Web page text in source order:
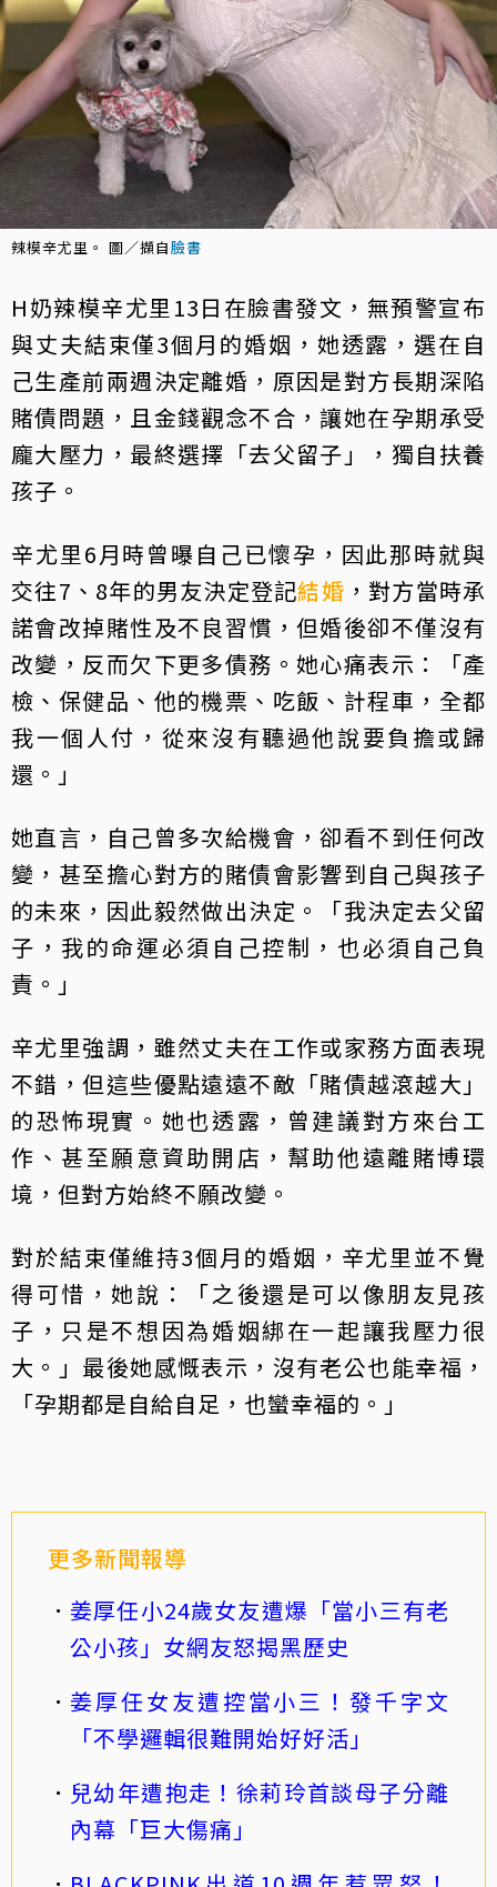
辣模辛尤里。 圖／擷自臉書
H奶辣模辛尤里13日在臉書發文，無預警宣布
與丈夫結束僅3個月的婚姻，她透露，選在自
己生產前兩週決定離婚，原因是對方長期深陷
賭債問題，且金錢觀念不合，讓她在孕期承受
龐大壓力，最終選擇「去父留子」，獨自扶養
孩子。
辛尤里6月時曾曝自己已懷孕，因此那時就與
交往7、8年的男友決定登記結婚 ，對方當時承
諾會改掉賭性及不良習慣，但婚後卻不僅沒有
改變，反而欠下更多債務。她心痛表示：「產
檢、保健品、他的機票、吃飯、計程車，全都
我一個人付，從來沒有聽過他說要負擔或歸
還。」
她直言，自己曾多次給機會，卻看不到任何改
變，甚至擔心對方的賭債會影響到自己與孩子
的未來，因此毅然做出決定。「我決定去父留
子，我的命運必須自己控制，也必須自己負
責。」
辛尤里強調，雖然丈夫在工作或家務方面表現
不錯，但這些優點遠遠不敵「賭債越滾越大」
的恐怖現實。她也透露，曾建議對方來台工
作、甚至願意資助開店，幫助他遠離賭博環
境，但對方始終不願改變。
對於結束僅維持3個月的婚姻，辛尤里並不覺
得可惜，她說：「之後還是可以像朋友見孩
子，只是不想因為婚姻綁在一起讓我壓力很
大。」最後她感慨表示，沒有老公也能幸福，
「孕期都是自給自足，也蠻幸福的。」
更多新聞報導
姜厚任小24歲女友遭爆「當小三有老
公小孩」女網友怒揭黑歷史
姜厚任女友遭控當小三！發千字文
「不學邏輯很難開始好好活」
兒幼年遭抱走！徐莉玲首談母子分離
內幕「巨大傷痛」